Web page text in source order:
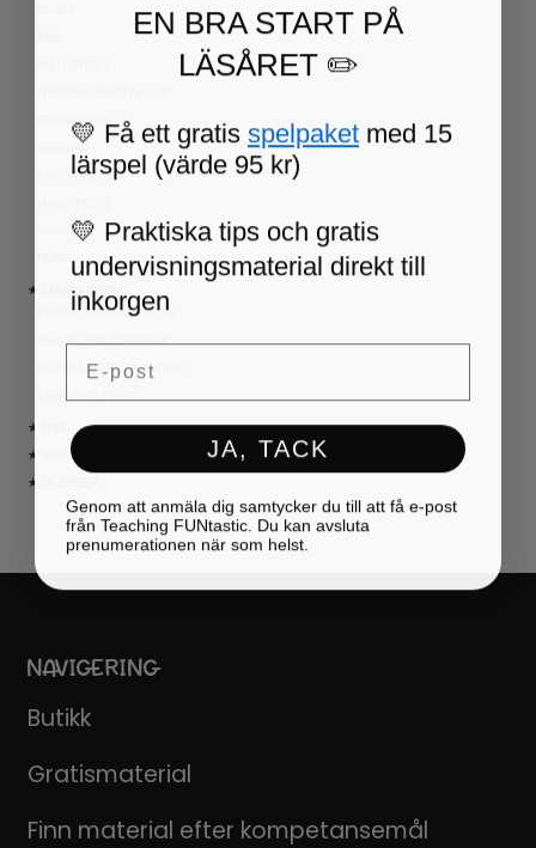
TERMINSAVSLUT
SKOLSTART
FN-DAGEN
★ LÄRARVERKTYG
KLASSRUMSDEKORATION
KLASSRUMSORGANISATION
★ SPEL
★ GRATIS
★ LICENSER
NAVIGERING
Butikk
Gratismaterial
Finn material efter kompetansemål
EN BRA START PÅ
LÄSÅRET ✏️
💛 Få ett gratis spelpaket med 15
lärspel (värde 95 kr)
💛 Praktiska tips och gratis
undervisningsmaterial direkt till
inkorgen
Email
JA, TACK
Genom att anmäla dig samtycker du till att få e-post
från Teaching FUNtastic. Du kan avsluta
prenumerationen när som helst.